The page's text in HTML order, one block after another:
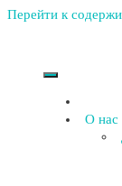
Перейти к
О нас